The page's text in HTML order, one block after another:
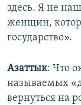
здесь. Я не
женщин,
государство».
Азаттык: Что
называемых
вернуться на